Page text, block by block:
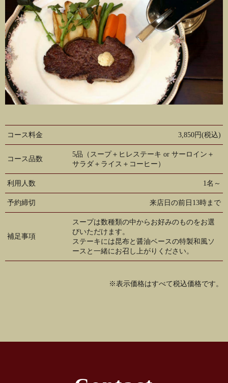
コース料金 3,850円(税込)
コース品数
5品（スープ＋ヒレステーキ or サーロイン＋
サラダ＋ライス＋コーヒー）
利用人数 1名～
予約締切 来店日の前日13時まで
補足事項
スープは数種類の中からお好みのものをお選
びいただけます。
ステーキには昆布と醤油ベースの特製和風ソ
ースと一緒にお召し上がりください。
※表示価格はすべて税込価格です。